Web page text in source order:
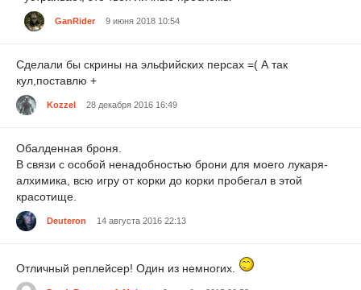
GanRider 9 июня 2018 10:54
Сделали бы скрины на эльфийских персах =( А так
кул,поставлю +
Kozzel 28 декабря 2016 16:49
Обалденная броня.
В связи с особой ненадобностью брони для моего лукаря-
алхимика, всю игру от корки до корки пробегал в этой
красотище.
Deuteron 14 августа 2016 22:13
Отличный реплейсер! Один из немногих.